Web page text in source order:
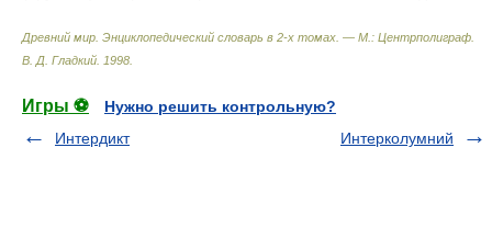
Древний мир. Энциклопедический словарь в 2-х томах. — М.: Центрполиграф
В. Д. Гладкий 1998
Игры ⚽
Нужно решить контрольную?
Интердикт
Интерколумний